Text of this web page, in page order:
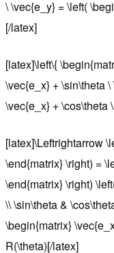
\ \vec{e_y} = \left(
[/latex]
[latex]\left\{
\vec{e_x} + \sin\theta
\vec{e_x} + \cos\theta
[latex]\Leftrightarrow
\end{matrix} \right) =
\end{matrix} \right)
\\ \sin\theta &
\begin{matrix}
R(\theta)[/latex]